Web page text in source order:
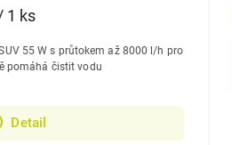
1 ks
Detail
55 W s průtokem až 8000 l/h pro
pomáhá čistit vodu